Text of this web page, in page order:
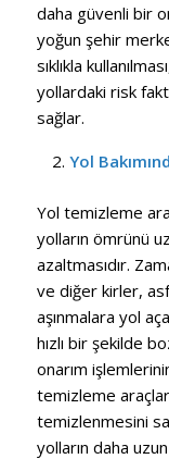
daha güvenli bir
yoğun şehir
sıklıkla
yollardaki risk
sağlar.
Yol
Yol temizleme
yolların ömrünü
azaltmasıdır.
ve diğer kirler,
aşınmalara yol
hızlı bir şekilde
onarım
temizleme
temizlenmesini
yolların daha